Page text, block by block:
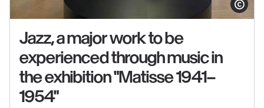
See
content
Show
Jazz, a major work to be
experienced through music in
the exhibition "Matisse 1941–
1954"